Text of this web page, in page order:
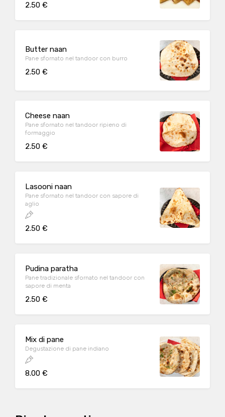
2.50 €
Butter naan
Pane sfornato nel tandoor con burro
2.50 €
Cheese naan
Pane sfornato nel tandoor ripieno di
formaggio
2.50 €
Lasooni naan
Pane sfornato nel tandoor con sapore di
aglio
2.50 €
Pudina paratha
Pane tradizionale sfornato nel tandoor con
sapore di menta
2.50 €
Mix di pane
Degustazione di pane indiano
8.00 €